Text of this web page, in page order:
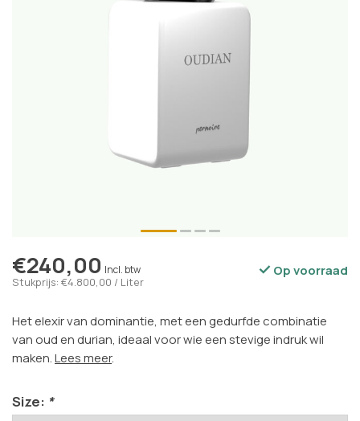
€240,00 Incl. btw
Stukprijs: €4.800,00 / Liter
Op voorraad
Het elexir van dominantie, met een gedurfde combinatie
van oud en durian, ideaal voor wie een stevige indruk wil
maken.Lees meer.
Size: *